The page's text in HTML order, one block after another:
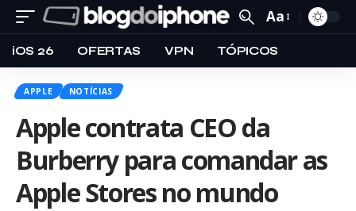
Aa
iOS 26 OFERTAS VPN TÓPICOS
APPLE NOTÍCIAS
Apple contrata CEO da
Burberry para comandar as
Apple Stores no mundo